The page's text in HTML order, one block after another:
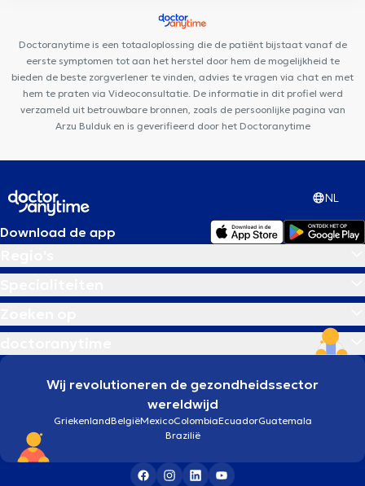
LYD Dental Clinic
César De Paepe Medisch Centrum Molenbeek
Clinique de la Basilique
CentreTheraMove
Doctoranytime is een totaaloplossing die de patiënt bijstaat vanaf de
eerste symptomen tot aan het herstel door hem de mogelijkheid te
bieden de beste zorgverlener te vinden, advies te vragen via chat en met
hem te praten via Videoconsultatie. De informatie in dit profiel werd
verzameld uit betrouwbare bronnen, zoals de persoonlijke pagina van
Arzu Bulduk en is geverifieerd door het Doctoranytime
NL
Download de app
Wij revolutioneren de gezondheidssector
wereldwijd
GriekenlandBelgiëMexicoColombiaEcuadorGuatemala
Brazilië